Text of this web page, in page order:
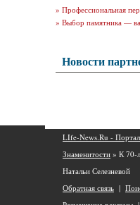
» Профессиональная
» Выбор памятника —
Новости
LIfe-News.Ru -
Знаменитости » К 70-
Натальи Селезневой
Обратная связь |